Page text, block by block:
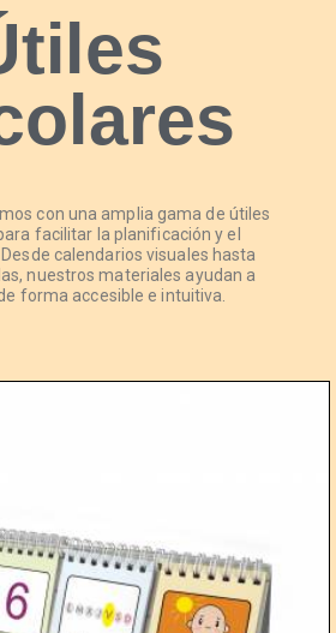
con una amplia gama de útiles
facilitar la planificación y el
calendarios visuales hasta
nuestros materiales ayudan a
forma accesible e intuitiva.